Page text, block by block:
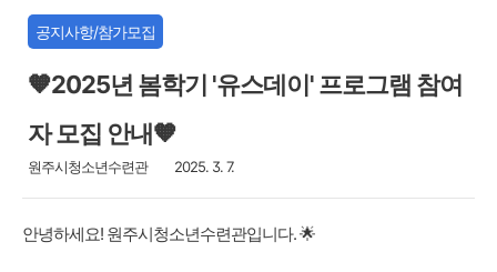
공지사항/참가모집
🧡2025년 봄학기 '유스데이' 프로그램 참여
자 모집 안내🧡
원주시청소년수련관 2025. 3. 7.
안녕하세요! 원주시청소년수련관입니다. 🌟